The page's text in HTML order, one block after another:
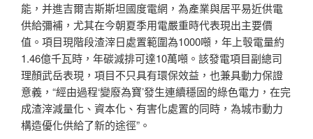
能，并進吉爾吉斯斯坦國度電網，為產業與居平易近供電
供給彌補，尤其在今朝夏季用電嚴重時代表現出主要價
值。項目現階段渣滓日處置範圍為1000噸，年上彀電量約
1.46億千瓦時，年碳減排可達10萬噸。該發電項目副總司
理顏武岳表現，項目不只具有環保效益，也兼具動力保證
意義，“經由過程‘變廢為寶’發生連續穩固的綠色電力，在完
成渣滓減量化、資本化、有害化處置的同時，為城市動力
構造優化供給了新的途徑”。